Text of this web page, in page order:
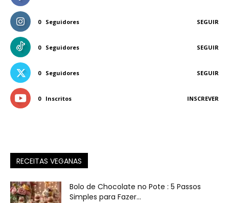
0 Seguidores SEGUIR
0 Seguidores SEGUIR
0 Seguidores SEGUIR
0 Inscritos INSCREVER
RECEITAS VEGANAS
Bolo de Chocolate no Pote : 5 Passos
Simples para Fazer...